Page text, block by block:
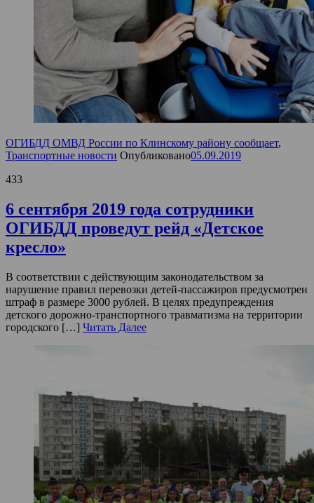
ОГИБДД ОМВД России по Клинскому району сообщает,
Транспортные новости Опубликовано05.09.2019
433
6 сентября 2019 года cотрудники
ОГИБДД проведут рейд «Детское
кресло»
В соответствии с действующим законодательством за
нарушение правил перевозки детей-пассажиров предусмотрен
штраф в размере 3000 рублей. В целях предупреждения
детского дорожно-транспортного травматизма на территории
городского […] Читать Далее